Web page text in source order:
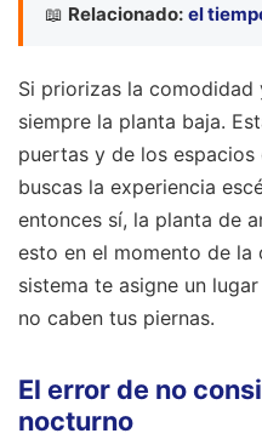
📖 Relacionado: el
Si priorizas la comodidad
siempre la planta baja.
puertas y de los espacios
buscas la experiencia
entonces sí, la planta de
esto en el momento de la
sistema te asigne un
no caben tus piernas.
El error de no
nocturno